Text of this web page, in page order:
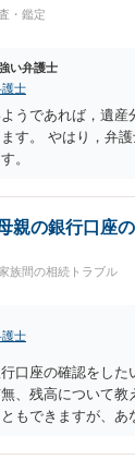
・鑑定
い弁護士
護士
うであれば，遺
す。 やはり，弁
。
親の銀行口座
族間の相続トラブル
護士
口座の確認をした
、残高について
もできますが、
います。 自分で